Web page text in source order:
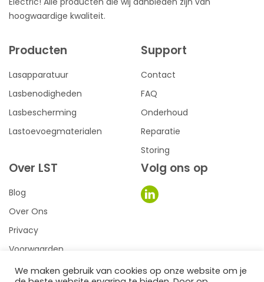
hoogwaardige kwaliteit.
Producten
Lasapparatuur
Lasbenodigheden
Lasbescherming
Lastoevoegmaterialen
Support
Contact
FAQ
Onderhoud
Reparatie
Storing
Over LST
Blog
Over Ons
Privacy
Voorwaarden
Volg ons op
We maken gebruik van cookies op onze website om je